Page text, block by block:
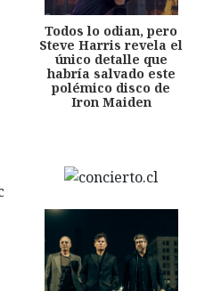
Todos lo odian, pero
Steve Harris revela el
único detalle que
habría salvado este
polémico disco de
Iron Maiden